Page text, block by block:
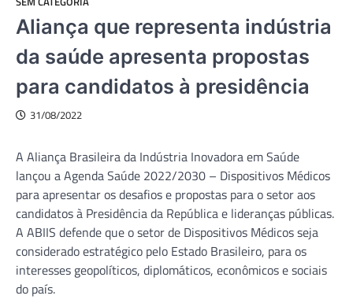
Aliança que representa indústria
da saúde apresenta propostas
para candidatos à presidência
31/08/2022
A Aliança Brasileira da Indústria Inovadora em Saúde
lançou a Agenda Saúde 2022/2030 – Dispositivos Médicos
para apresentar os desafios e propostas para o setor aos
candidatos à Presidência da República e lideranças públicas.
A ABIIS defende que o setor de Dispositivos Médicos seja
considerado estratégico pelo Estado Brasileiro, para os
interesses geopolíticos, diplomáticos, econômicos e sociais
do país.